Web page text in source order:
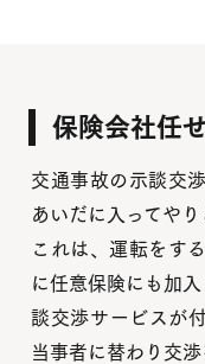
保険会社任
交通事故の示談交
あいだに入ってやり
これは、運転をす
に任意保険にも加
談交渉サービスが
当事者に替わり交渉